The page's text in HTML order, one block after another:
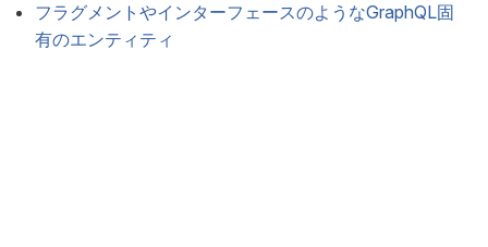
フラグメントやインターフェースのようなGraphQL固
有のエンティティ